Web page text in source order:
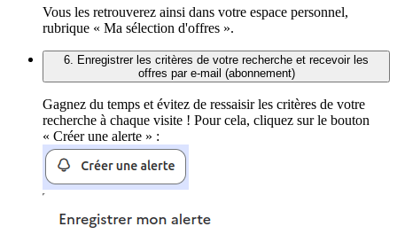
Vous les retrouverez ainsi dans votre espace personnel,
rubrique « Ma sélection d'offres ».
6. Enregistrer les critères de votre recherche et recevoir les
offres par e-mail (abonnement)
Gagnez du temps et évitez de ressaisir les critères de votre
recherche à chaque visite ! Pour cela, cliquez sur le bouton
« Créer une alerte » :